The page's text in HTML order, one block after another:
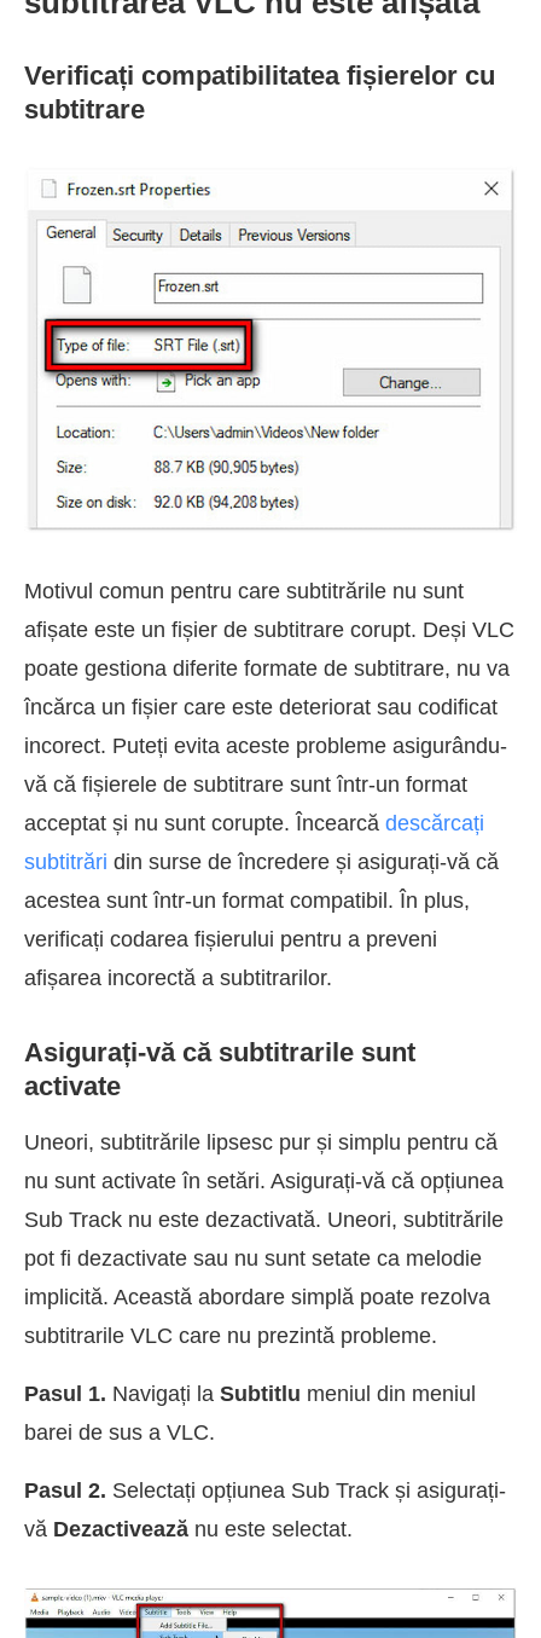
Verificați compatibilitatea fișierelor cu
subtitrare
Motivul comun pentru care subtitrările nu sunt
afișate este un fișier de subtitrare corupt. Deși VLC
poate gestiona diferite formate de subtitrare, nu va
încărca un fișier care este deteriorat sau codificat
incorect. Puteți evita aceste probleme asigurându-
vă că fișierele de subtitrare sunt într-un format
acceptat și nu sunt corupte. Încearcă descărcați
subtitrări din surse de încredere și asigurați-vă că
acestea sunt într-un format compatibil. În plus,
verificați codarea fișierului pentru a preveni
afișarea incorectă a subtitrarilor.
Asigurați-vă că subtitrarile sunt
activate
Uneori, subtitrările lipsesc pur și simplu pentru că
nu sunt activate în setări. Asigurați-vă că opțiunea
Sub Track nu este dezactivată. Uneori, subtitrările
pot fi dezactivate sau nu sunt setate ca melodie
implicită. Această abordare simplă poate rezolva
subtitrarile VLC care nu prezintă probleme.
Pasul 1. Navigați la Subtitlu meniul din meniul
barei de sus a VLC.
Pasul 2. Selectați opțiunea Sub Track și asigurați-
vă Dezactivează nu este selectat.